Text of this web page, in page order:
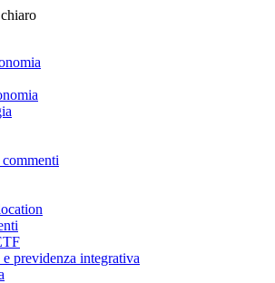
e previdenza integrativa